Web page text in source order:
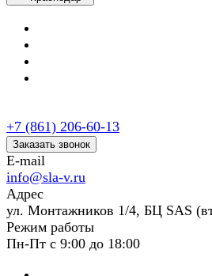
+7 (861) 206-60-13
Заказать звонок
E-mail
info@sla-v.ru
Адрес
ул. Монтажников 1/4, БЦ SAS
Режим работы
Пн-Пт с 9:00 до 18:00